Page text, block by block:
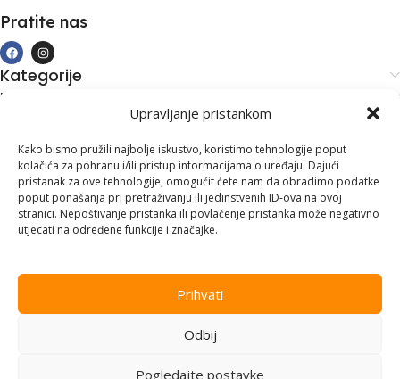
Upravljanje pristankom
Kako bismo pružili najbolje iskustvo, koristimo tehnologije poput
kolačića za pohranu i/ili pristup informacijama o uređaju. Dajući
pristanak za ove tehnologije, omogućit ćete nam da obradimo podatke
poput ponašanja pri pretraživanju ili jedinstvenih ID-ova na ovoj
stranici. Nepoštivanje pristanka ili povlačenje pristanka može negativno
utjecati na određene funkcije i značajke.
Prihvati
Odbij
Pogledajte postavke
Pratite nas
Kategorije
Kupovina i podrška
Kontakt informacije
Branilaca Bosne, 75 300 Lukavac
+387 35 555 999
info@pconer.ba
Vision.